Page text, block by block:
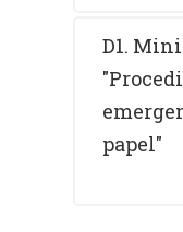
D1.
papel"